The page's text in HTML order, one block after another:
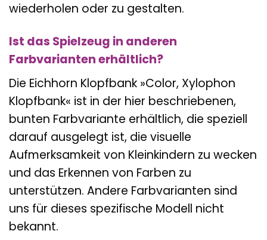
wiederholen oder zu gestalten.
Ist das Spielzeug in anderen
Farbvarianten erhältlich?
Die Eichhorn Klopfbank »Color, Xylophon
Klopfbank« ist in der hier beschriebenen,
bunten Farbvariante erhältlich, die speziell
darauf ausgelegt ist, die visuelle
Aufmerksamkeit von Kleinkindern zu wecken
und das Erkennen von Farben zu
unterstützen. Andere Farbvarianten sind
uns für dieses spezifische Modell nicht
bekannt.